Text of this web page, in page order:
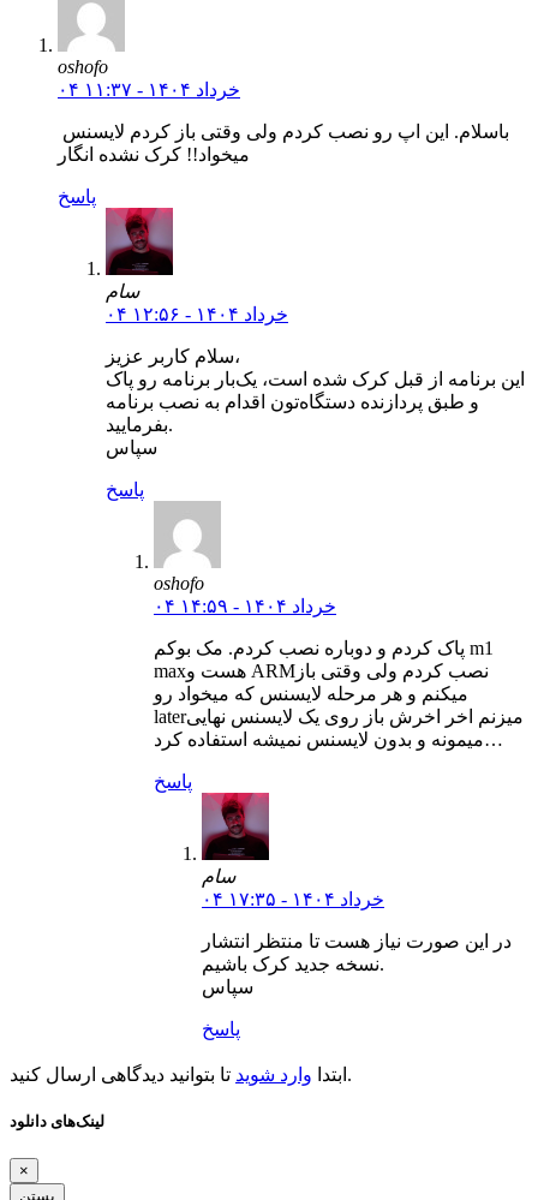
oshofo
۰۴ خرداد ۱۴۰۴ - ۱۱:۳۷
میخواد!! کرک نشده انگار
پاسخ
سام
۰۴ خرداد ۱۴۰۴ - ۱۲:۵۶
سلام کاربر عزیز،
این برنامه از قبل کرک شده است، یک‌بار برنامه رو پاک
و طبق پردازنده دستگاه‌تون اقدام به نصب برنامه
بفرمایید.
سپاس
پاسخ
oshofo
۰۴ خرداد ۱۴۰۴ - ۱۴:۵۹
پاک کردم و دوباره نصب کردم. مک بوکم m1
maxهست و ARMنصب کردم ولی وقتی باز
میکنم و هر مرحله لایسنس که میخواد رو
laterمیزنم اخر اخرش باز روی یک لایسنس نهایی
میمونه و بدون لایسنس نمیشه استفاده کرد…
پاسخ
سام
۰۴ خرداد ۱۴۰۴ - ۱۷:۳۵
در این صورت نیاز هست تا منتظر انتشار
نسخه جدید کرک باشیم.
سپاس
پاسخ
ابتدا وارد شوید تا بتوانید دیدگاهی ارسال کنید.
لینک‌های دانلود
×
بستن